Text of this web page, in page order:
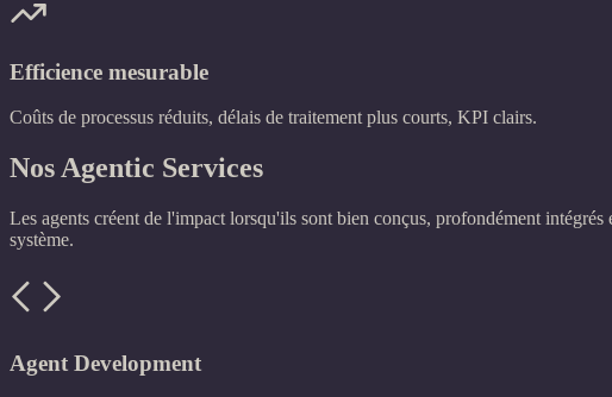
Efficience mesurable
Coûts de processus réduits, délais de traitement plus courts, KPI clairs.
Nos Agentic Services
Les agents créent de l'impact lorsqu'ils sont bien conçus, profondément
système.
Agent Development